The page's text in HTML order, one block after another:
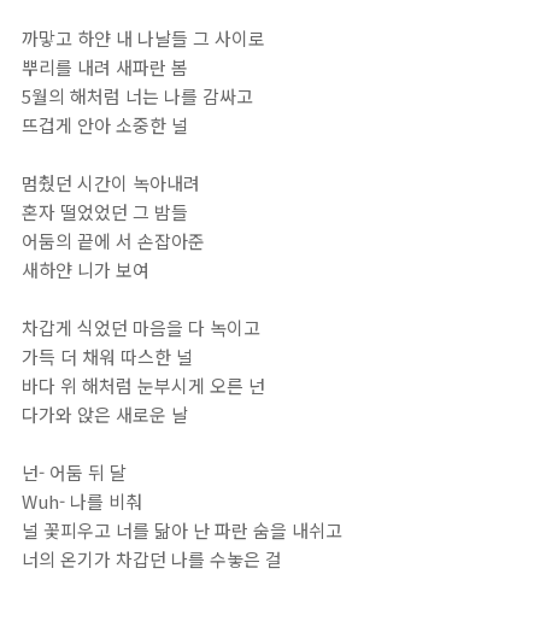
까맣고 하얀 내 나날들 그 사이로
뿌리를 내려 새파란 봄
5월의 해처럼 너는 나를 감싸고
뜨겁게 안아 소중한 널
멈췄던 시간이 녹아내려
혼자 떨었었던 그 밤들
어둠의 끝에 서 손잡아준
새하얀 니가 보여
차갑게 식었던 마음을 다 녹이고
가득 더 채워 따스한 널
바다 위 해처럼 눈부시게 오른 넌
다가와 앉은 새로운 날
넌- 어둠 뒤 달
Wuh- 나를 비춰
널 꽃피우고 너를 닮아 난 파란 숨을 내쉬고
너의 온기가 차갑던 나를 수놓은 걸